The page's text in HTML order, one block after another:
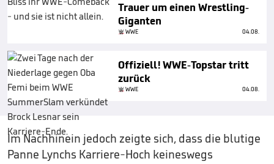
Trauer um einen Wrestling-
Giganten
WWE 04.08.
Offiziell! WWE-Topstar tritt
zurück
WWE 04.08.
Im Nachhinein jedoch zeigte sich, dass die blutige
Panne Lynchs Karriere-Hoch keineswegs